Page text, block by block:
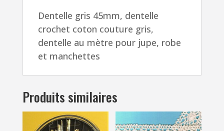
mètre
pour
jupe,
robe
Dentelle gris 45mm, dentelle
crochet coton couture gris,
dentelle au mètre pour jupe, robe
et manchettes
Produits similaires